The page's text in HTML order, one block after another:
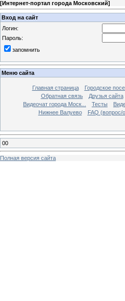
[Интернет-портал города Московский]
Вход на сайт
Логин:
Пароль:
запомнить
Меню сайта
Главная страница Городское
Обратная связь
Друзья сайта
Видеочат города Моск...
Тесты
Нижнее Валуево
FAQ (вопрос/
00
Полная версия сайта